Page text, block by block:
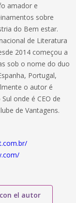
amador e
sobre
do Bem estar.
de Literatura
2014 começou a
sob o nome do duo
Portugal,
o autor é
onde é CEO de
de Vantagens.
el autor